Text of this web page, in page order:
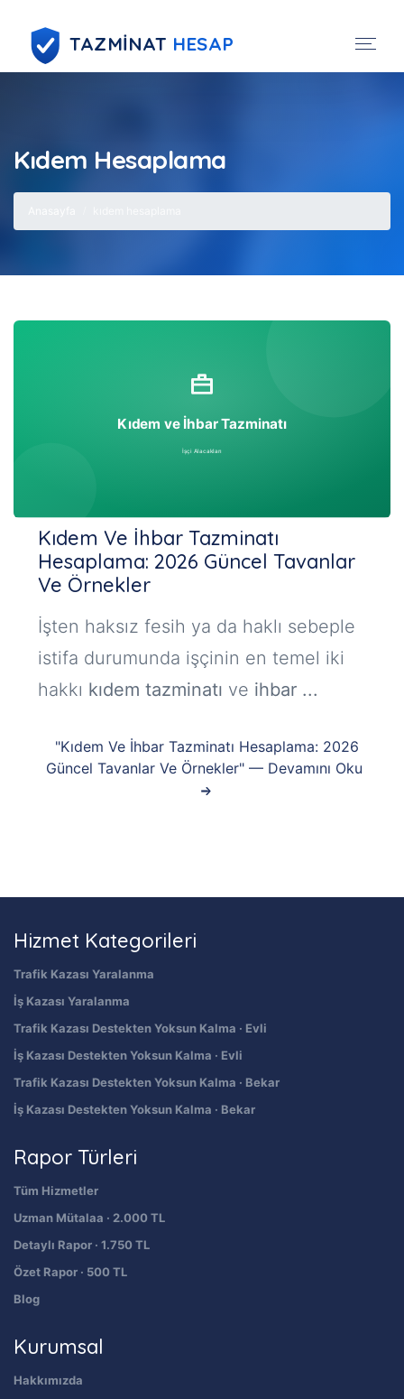
TAZMİNAT HESAP
Kıdem Hesaplama
Kıdem Ve İhbar Tazminatı
Hesaplama: 2026 Güncel Tavanlar
Ve Örnekler
İşten haksız fesih ya da haklı sebeple
istifa durumunda işçinin en temel iki
hakkı kıdem tazminatı ve ihbar ...
"Kıdem Ve İhbar Tazminatı Hesaplama: 2026
Güncel Tavanlar Ve Örnekler" — Devamını Oku
Hizmet Kategorileri
Trafik Kazası Yaralanma
İş Kazası Yaralanma
Trafik Kazası Destekten Yoksun Kalma · Evli
İş Kazası Destekten Yoksun Kalma · Evli
Trafik Kazası Destekten Yoksun Kalma · Bekar
İş Kazası Destekten Yoksun Kalma · Bekar
Rapor Türleri
Tüm Hizmetler
Uzman Mütalaa · 2.000 TL
Detaylı Rapor · 1.750 TL
Özet Rapor · 500 TL
Blog
Kurumsal
Hakkımızda